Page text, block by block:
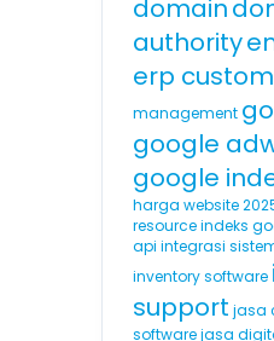
domain
authority
erp custom
management
google
google
harga website
resource indeks
api integrasi
inventory software
support jasa
software jasa